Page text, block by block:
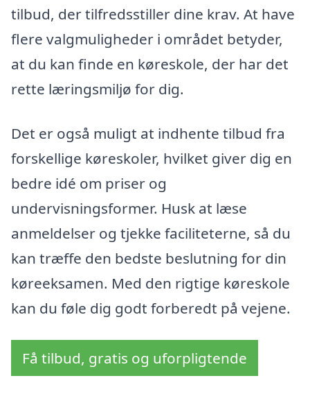
tilbud, der tilfredsstiller dine krav. At have
flere valgmuligheder i området betyder,
at du kan finde en køreskole, der har det
rette læringsmiljø for dig.
Det er også muligt at indhente tilbud fra
forskellige køreskoler, hvilket giver dig en
bedre idé om priser og
undervisningsformer. Husk at læse
anmeldelser og tjekke faciliteterne, så du
kan træffe den bedste beslutning for din
køreeksamen. Med den rigtige køreskole
kan du føle dig godt forberedt på vejene.
Få tilbud, gratis og uforpligtende